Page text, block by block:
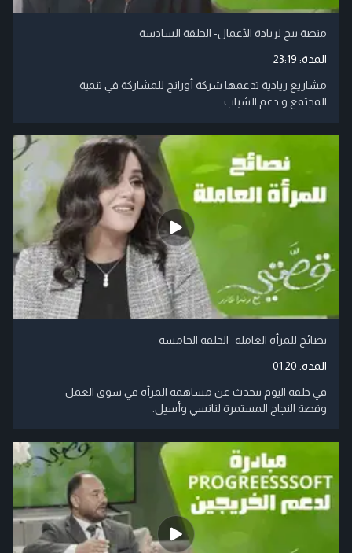
منصة بيج لريادة الأعمال- الحلقة السادسة
المدة: 23:19
مشاريع ريادية تدعمها شركة أورانج للمشاركة في تنمية
المجتمع و دعم الشباب
نصائح للمرأة العاملة- الحلقة الخامسة
المدة: 01:20
في حلقة اليوم نتحدث عن مساهمة المرأة في سوق العمل
وقصة النجاح المستمرة لنانسي وأسيل.